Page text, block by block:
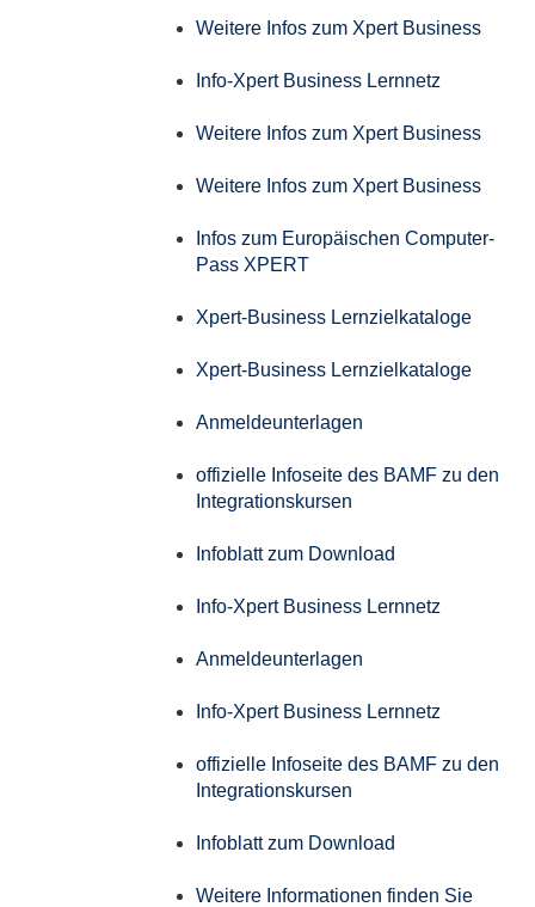
Weitere Infos zum Xpert Business
Info-Xpert Business Lernnetz
Weitere Infos zum Xpert Business
Weitere Infos zum Xpert Business
Infos zum Europäischen Computer-
Pass XPERT
Xpert-Business Lernzielkataloge
Xpert-Business Lernzielkataloge
Anmeldeunterlagen
offizielle Infoseite des BAMF zu den
Integrationskursen
Infoblatt zum Download
Info-Xpert Business Lernnetz
Anmeldeunterlagen
Info-Xpert Business Lernnetz
offizielle Infoseite des BAMF zu den
Integrationskursen
Infoblatt zum Download
Weitere Informationen finden Sie